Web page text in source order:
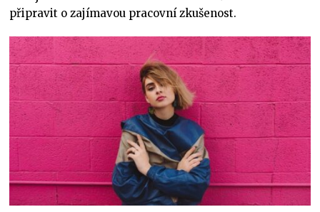
připravit o zajímavou pracovní zkušenost.